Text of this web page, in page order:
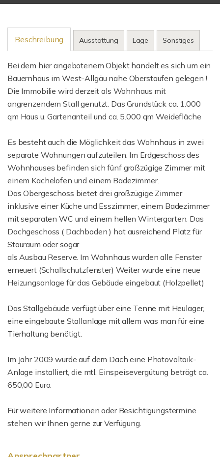
Beschreibung Ausstattung Lage Sonstiges
Bei dem hier angebotenem Objekt handelt es sich um ein
Bauernhaus im West-Allgäu nahe Oberstaufen gelegen !
Die Immobilie wird derzeit als Wohnhaus mit
angrenzendem Stall genutzt. Das Grundstück ca. 1.000
qm Haus u. Gartenanteil und ca. 5.000 qm Weidefläche
Es besteht auch die Möglichkeit das Wohnhaus in zwei
separate Wohnungen aufzuteilen. Im Erdgeschoss des
Wohnhauses befinden sich fünf großzügige Zimmer mit
einem Kachelofen und einem Badezimmer.
Das Obergeschoss bietet drei großzügige Zimmer
inklusive einer Küche und Esszimmer, einem Badezimmer
mit separaten WC und einem hellen Wintergarten. Das
Dachgeschoss ( Dachboden ) hat ausreichend Platz für
Stauraum oder sogar
als Ausbau Reserve. Im Wohnhaus wurden alle Fenster
erneuert (Schallschutzfenster) Weiter wurde eine neue
Heizungsanlage für das Gebäude eingebaut (Holzpellet)
Das Stallgebäude verfügt über eine Tenne mit Heulager,
eine eingebaute Stallanlage mit allem was man für eine
Tierhaltung benötigt.
Im Jahr 2009 wurde auf dem Dach eine Photovoltaik-
Anlage installiert, die mtl. Einspeisevergütung beträgt ca.
650,00 Euro.
Für weitere Informationen oder Besichtigungstermine
stehen wir Ihnen gerne zur Verfügung.